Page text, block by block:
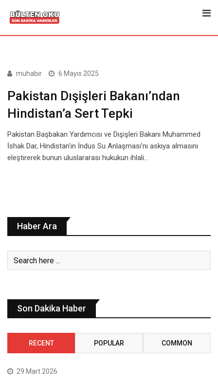
muhabir 6 Mayıs 2025
Pakistan Dışişleri Bakanı’ndan
Hindistan’a Sert Tepki
Pakistan Başbakan Yardımcısı ve Dışişleri Bakanı Muhammed
İshak Dar, Hindistan‘ın İndus Su Anlaşması’nı askıya almasını
eleştirerek bunun uluslararası hukukun ihlali…
Haber Ara
Son Dakika Haber
RECENT POPULAR COMMON
29 Mart 2026